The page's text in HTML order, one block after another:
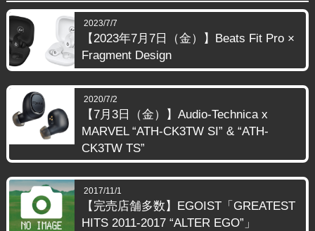
2023/7/7
【2023年7月7日（金）】Beats Fit Pro ×
Fragment Design
2020/7/2
【7月3日（金）】Audio-Technica x
MARVEL “ATH-CK3TW SI” & “ATH-
CK3TW TS”
2017/11/1
【完売店舗多数】EGOIST「GREATEST
HITS 2011-2017 “ALTER EGO”」